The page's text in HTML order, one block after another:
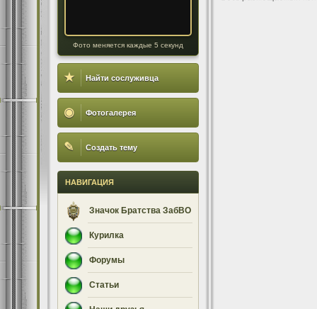
Фото меняется каждые 5 секунд
★ Найти сослуживца
◉ Фотогалерея
✎ Создать тему
НАВИГАЦИЯ
Значок Братства ЗабВО
Курилка
Форумы
Статьи